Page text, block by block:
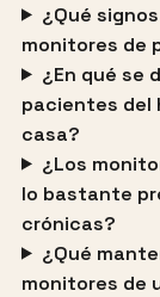
¿Qué
monitores de
¿En qué se
pacientes del
casa?
¿Los
lo bastante
crónicas?
¿Qué
monitores de